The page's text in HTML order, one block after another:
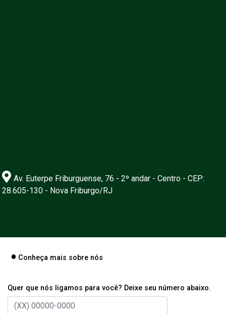
Av. Euterpe Friburguense, 76 - 2º andar - Centro - CEP:
28.605-130 - Nova Friburgo/RJ
Conheça mais sobre nós
Quer que nós ligamos para você? Deixe seu número abaixo.